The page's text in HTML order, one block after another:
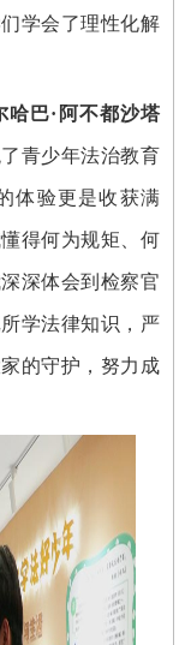
学会了理性化解
巴·阿不都沙塔
青少年法治教育
体验更是收获满
得何为规矩、何
深体会到检察官
学法律知识，严
的守护，努力成